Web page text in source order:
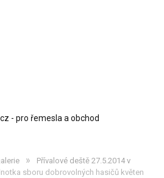
»
Přívalové deště 27.5.2014 v
sboru dobrovolných hasičů květen